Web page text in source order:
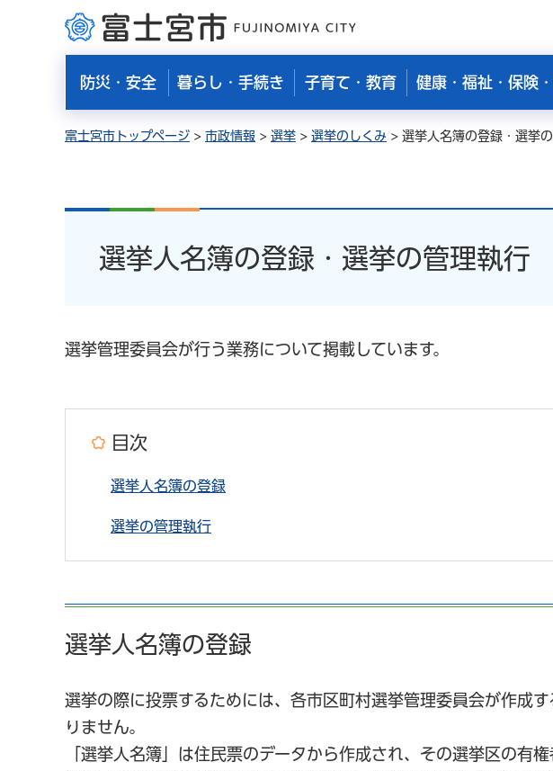
富士宮市
防災・安全 暮らし・手続き 子育て・教育 健康・福祉・保険
富士宮市トップページ > 市政情報 > 選挙 > 選挙のしくみ > 選挙人名簿の登録・選挙
選挙人名簿の登録・選挙の管理執行
選挙管理委員会が行う業務について掲載しています。
目次
選挙人名簿の登録
選挙の管理執行
選挙人名簿の登録
選挙の際に投票するためには、各市区町村選挙管理委員会が作成
りません。
「選挙人名簿」は住民票のデータから作成され、その選挙区の有権